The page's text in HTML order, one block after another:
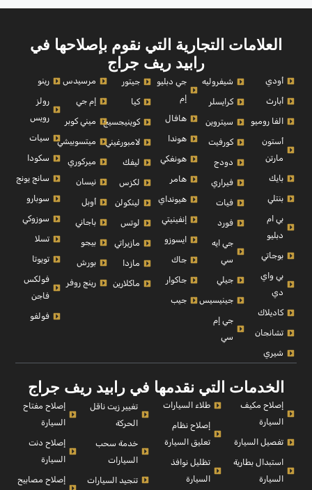
العلامات التجارية التي نقوم بإصلاحها في
رابيد ريف جراج
أودي
أبارث
الفا روميو
أستون
مارتن
بايك
بنتلي
بي ام
دبليو
بوجاتي
بي واي
دي
كاديلاك
تشانجان
شيري
شيفروليه
كرايسلر
سيتروين
كورفيت
دودج
فيراري
فيات
فورد
جي ايه
سي
جيلي
جينيسيس
جي إم
سي
جي دبليو
إم
هافال
هوندا
هونغكي
هامر
هيونداي
إنفينيتي
ايسوزو
جاك
جاكوار
جيب
جيتور
كيا
كوينيجسيج
لامبورغيني
ليفك
لكزس
لينكولن
لوتس
مازيراتي
مازدا
ماكلارين
مرسيدس
إم جي
ميني كوبر
ميتسوبيشي
ميركوري
نيسان
أوبل
باجاني
بيجو
بورش
رينج روفر
رينو
رولز
رويس
سيات
سكودا
سانج يونج
سوبارو
سوزوكي
تسلا
تويوتا
فولكس
فاجن
فولفو
الخدمات التي نقدمها في رابيد ريف جراج
إصلاح مكيف
السيارة
تفصيل السيارة
استبدال بطارية
السيارة
طلاء السيارات
إصلاح نظام
تعليق السيارة
تظليل نوافذ
السيارة
تغيير زيت ناقل
الحركة
خدمة سحب
السيارات
تنجيد السيارات
إصلاح مفتاح
السيارة
إصلاح دنت
السيارة
إصلاح مصابيح